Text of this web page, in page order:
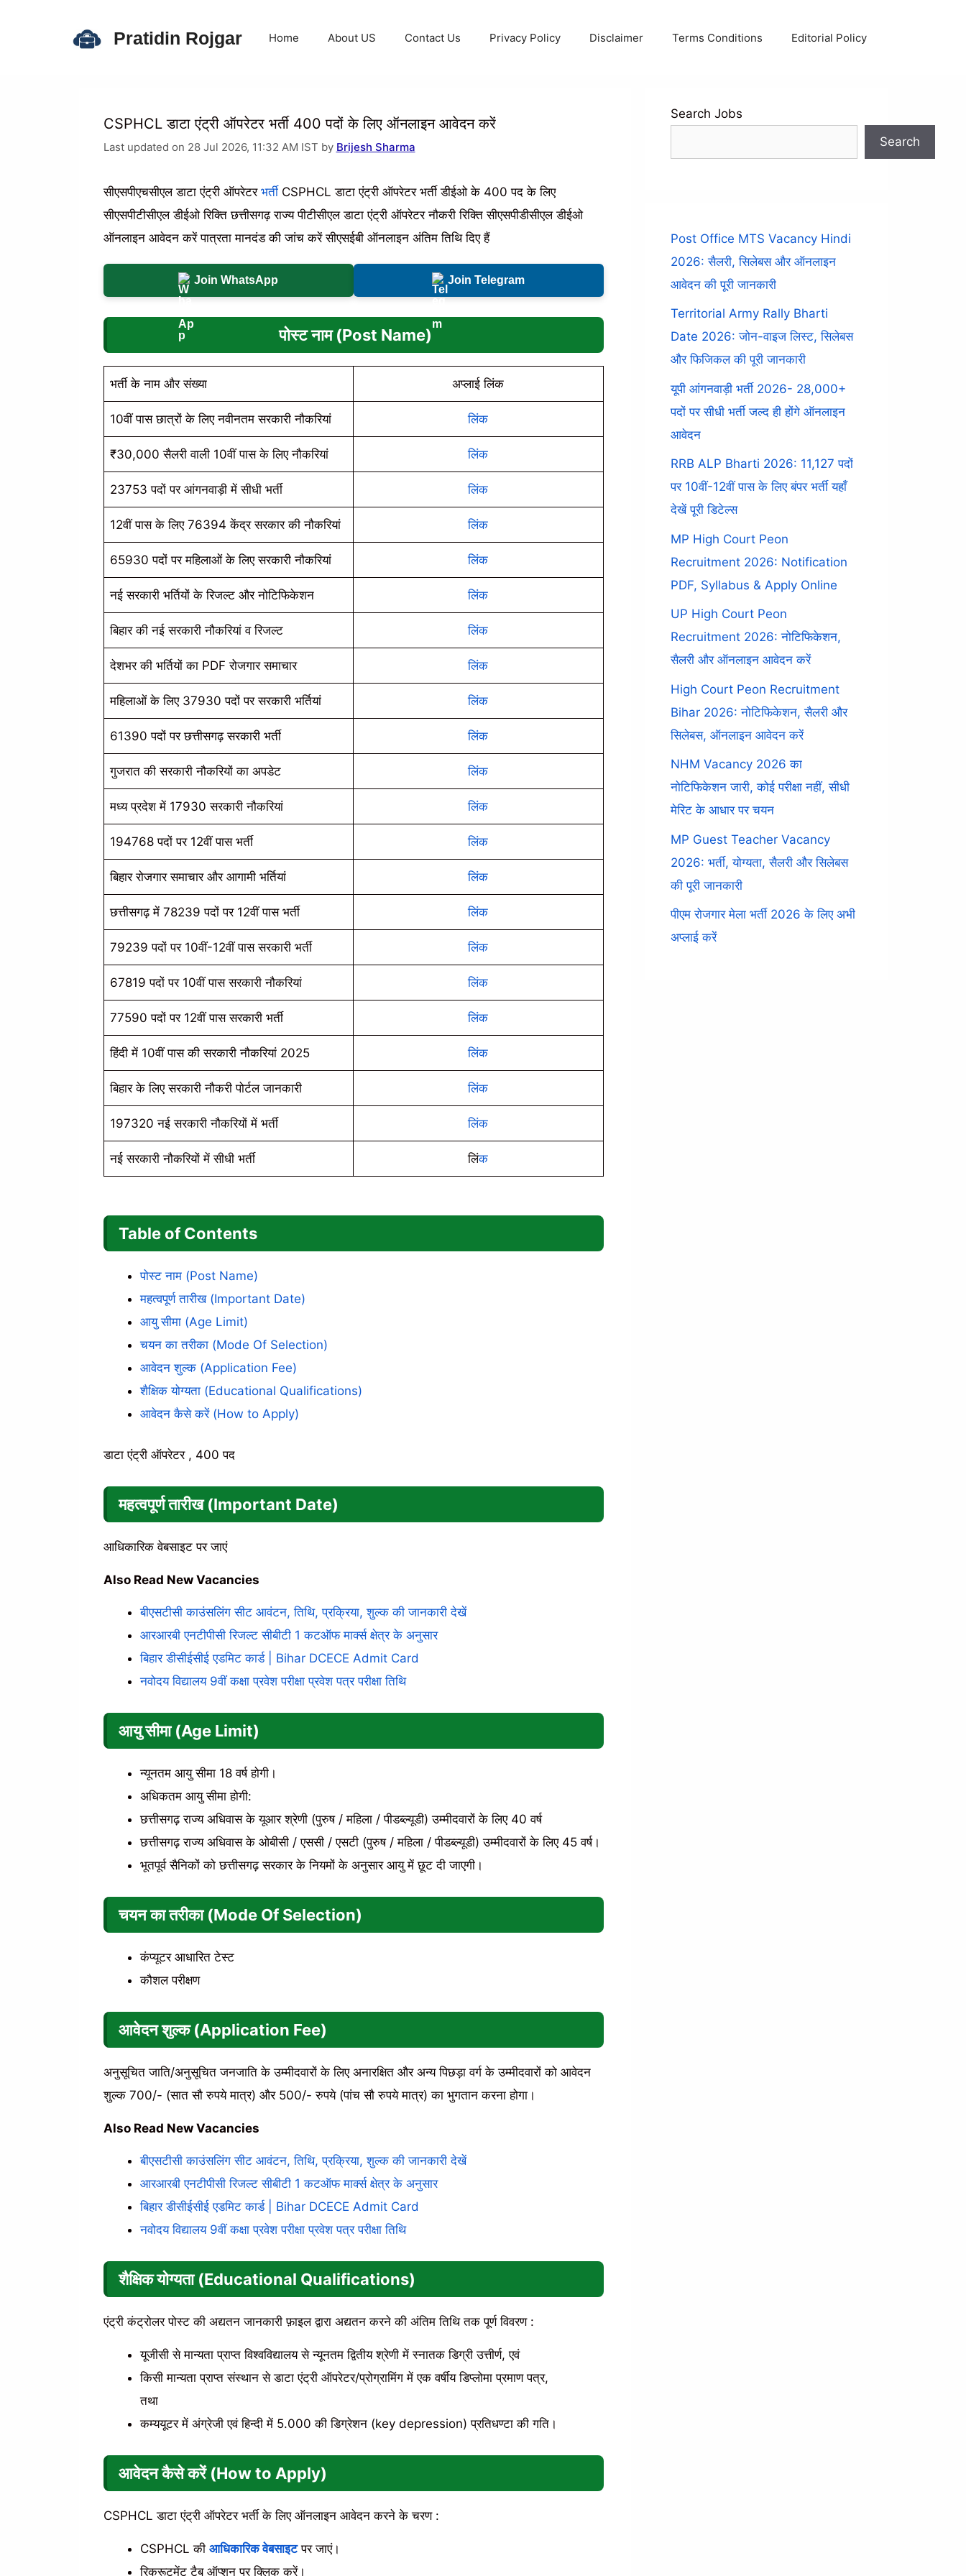
Pratidin Rojgar Home About US Contact Us Privacy Policy Disclaimer Terms Conditions Editorial Policy
CSPHCL डाटा एंट्री ऑपरेटर भर्ती 400 पदों के लिए ऑनलाइन आवेदन करें
Last updated on 28 Jul 2026, 11:32 AM IST by Brijesh Sharma
सीएसपीएचसीएल डाटा एंट्री ऑपरेटर भर्तीCSPHCL डाटा एंट्री ऑपरेटर भर्ती डीईओ के 400 पद के लिए
सीएसपीटीसीएल डीईओ रिक्ति छत्तीसगढ़ राज्य पीटीसीएल डाटा एंट्री ऑपरेटर नौकरी रिक्ति सीएसपीडीसीएल डीईओ
ऑनलाइन आवेदन करें पात्रता मानदंड की जांच करें सीएसईबी ऑनलाइन अंतिम तिथि दिए हैं
Join WhatsApp Join Telegram
पोस्ट नाम (Post Name)
भर्ती के नाम और संख्या अप्लाई लिंक
10वीं पास छात्रों के लिए नवीनतम सरकारी नौकरियां लिंक
₹30,000 सैलरी वाली 10वीं पास के लिए नौकरियां लिंक
23753 पदों पर आंगनवाड़ी में सीधी भर्ती लिंक
12वीं पास के लिए 76394 केंद्र सरकार की नौकरियां लिंक
65930 पदों पर महिलाओं के लिए सरकारी नौकरियां लिंक
नई सरकारी भर्तियों के रिजल्ट और नोटिफिकेशन लिंक
बिहार की नई सरकारी नौकरियां व रिजल्ट लिंक
देशभर की भर्तियों का PDF रोजगार समाचार लिंक
महिलाओं के लिए 37930 पदों पर सरकारी भर्तियां लिंक
61390 पदों पर छत्तीसगढ़ सरकारी भर्ती लिंक
गुजरात की सरकारी नौकरियों का अपडेट लिंक
मध्य प्रदेश में 17930 सरकारी नौकरियां लिंक
194768 पदों पर 12वीं पास भर्ती लिंक
बिहार रोजगार समाचार और आगामी भर्तियां लिंक
छत्तीसगढ़ में 78239 पदों पर 12वीं पास भर्ती लिंक
79239 पदों पर 10वीं-12वीं पास सरकारी भर्ती लिंक
67819 पदों पर 10वीं पास सरकारी नौकरियां लिंक
77590 पदों पर 12वीं पास सरकारी भर्ती लिंक
हिंदी में 10वीं पास की सरकारी नौकरियां 2025 लिंक
बिहार के लिए सरकारी नौकरी पोर्टल जानकारी लिंक
197320 नई सरकारी नौकरियों में भर्ती लिंक
नई सरकारी नौकरियों में सीधी भर्ती लिंक
Table of Contents
पोस्ट नाम (Post Name)
महत्वपूर्ण तारीख (Important Date)
आयु सीमा (Age Limit)
चयन का तरीका (Mode Of Selection)
आवेदन शुल्क (Application Fee)
शैक्षिक योग्यता (Educational Qualifications)
आवेदन कैसे करें (How to Apply)
डाटा एंट्री ऑपरेटर , 400 पद
महत्वपूर्ण तारीख (Important Date)
आधिकारिक वेबसाइट पर जाएं
Also Read New Vacancies
बीएसटीसी काउंसलिंग सीट आवंटन, तिथि, प्रक्रिया, शुल्क की जानकारी देखें
आरआरबी एनटीपीसी रिजल्ट सीबीटी 1 कटऑफ मार्क्स क्षेत्र के अनुसार
बिहार डीसीईसीई एडमिट कार्ड | Bihar DCECE Admit Card
नवोदय विद्यालय 9वीं कक्षा प्रवेश परीक्षा प्रवेश पत्र परीक्षा तिथि
आयु सीमा (Age Limit)
न्यूनतम आयु सीमा 18 वर्ष होगी।
अधिकतम आयु सीमा होगी:
छत्तीसगढ़ राज्य अधिवास के यूआर श्रेणी (पुरुष / महिला / पीडब्ल्यूडी) उम्मीदवारों के लिए 40 वर्ष
छत्तीसगढ़ राज्य अधिवास के ओबीसी / एससी / एसटी (पुरुष / महिला / पीडब्ल्यूडी) उम्मीदवारों के लिए 45 वर्ष।
भूतपूर्व सैनिकों को छत्तीसगढ़ सरकार के नियमों के अनुसार आयु में छूट दी जाएगी।
चयन का तरीका (Mode Of Selection)
कंप्यूटर आधारित टेस्ट
कौशल परीक्षण
आवेदन शुल्क (Application Fee)
अनुसूचित जाति/अनुसूचित जनजाति के उम्मीदवारों के लिए अनारक्षित और अन्य पिछड़ा वर्ग के उम्मीदवारों को आवेदन
शुल्क 700/- (सात सौ रुपये मात्र) और 500/- रुपये (पांच सौ रुपये मात्र) का भुगतान करना होगा।
Also Read New Vacancies
बीएसटीसी काउंसलिंग सीट आवंटन, तिथि, प्रक्रिया, शुल्क की जानकारी देखें
आरआरबी एनटीपीसी रिजल्ट सीबीटी 1 कटऑफ मार्क्स क्षेत्र के अनुसार
बिहार डीसीईसीई एडमिट कार्ड | Bihar DCECE Admit Card
नवोदय विद्यालय 9वीं कक्षा प्रवेश परीक्षा प्रवेश पत्र परीक्षा तिथि
शैक्षिक योग्यता (Educational Qualifications)
एंट्री कंट्रोलर पोस्ट की अद्यतन जानकारी फ़ाइल द्वारा अद्यतन करने की अंतिम तिथि तक पूर्ण विवरण :
यूजीसी से मान्यता प्राप्त विश्वविद्यालय से न्यूनतम द्वितीय श्रेणी में स्नातक डिग्री उत्तीर्ण, एवं
किसी मान्यता प्राप्त संस्थान से डाटा एंट्री ऑपरेटर/प्रोग्रामिंग में एक वर्षीय डिप्लोमा प्रमाण पत्र,
तथा
कम्ययूटर में अंग्रेजी एवं हिन्दी में 5.000 की डिग्रेशन (key depression) प्रतिधण्टा की गति।
आवेदन कैसे करें (How to Apply)
CSPHCL डाटा एंट्री ऑपरेटर भर्ती के लिए ऑनलाइन आवेदन करने के चरण :
CSPHCL की आधिकारिक वेबसाइट पर जाएं।
रिक्रूटमेंट टैब ऑप्शन पर क्लिक करें।
Search Jobs
Search
Post Office MTS Vacancy Hindi
2026: सैलरी, सिलेबस और ऑनलाइन
आवेदन की पूरी जानकारी
Territorial Army Rally Bharti
Date 2026: जोन-वाइज लिस्ट, सिलेबस
और फिजिकल की पूरी जानकारी
यूपी आंगनवाड़ी भर्ती 2026- 28,000+
पदों पर सीधी भर्ती जल्द ही होंगे ऑनलाइन
आवेदन
RRB ALP Bharti 2026: 11,127 पदों
पर 10वीं-12वीं पास के लिए बंपर भर्ती यहाँ
देखें पूरी डिटेल्स
MP High Court Peon
Recruitment 2026: Notification
PDF, Syllabus & Apply Online
UP High Court Peon
Recruitment 2026: नोटिफिकेशन,
सैलरी और ऑनलाइन आवेदन करें
High Court Peon Recruitment
Bihar 2026: नोटिफिकेशन, सैलरी और
सिलेबस, ऑनलाइन आवेदन करें
NHM Vacancy 2026 का
नोटिफिकेशन जारी, कोई परीक्षा नहीं, सीधी
मेरिट के आधार पर चयन
MP Guest Teacher Vacancy
2026: भर्ती, योग्यता, सैलरी और सिलेबस
की पूरी जानकारी
पीएम रोजगार मेला भर्ती 2026 के लिए अभी
अप्लाई करें